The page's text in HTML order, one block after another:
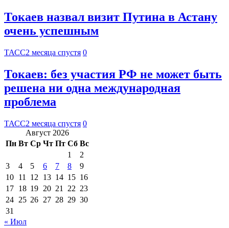
Токаев назвал визит Путина в Астану
очень успешным
ТАСС2 месяца спустя 0
Токаев: без участия РФ не может быть
решена ни одна международная
проблема
ТАСС2 месяца спустя 0
Август 2026
Пн Вт Ср Чт Пт Сб Вс
1
2
3
4 5 6 7 8
9
10 11 12 13 14 15 16
17 18 19 20 21 22 23
24 25 26 27 28 29 30
31
« Июл